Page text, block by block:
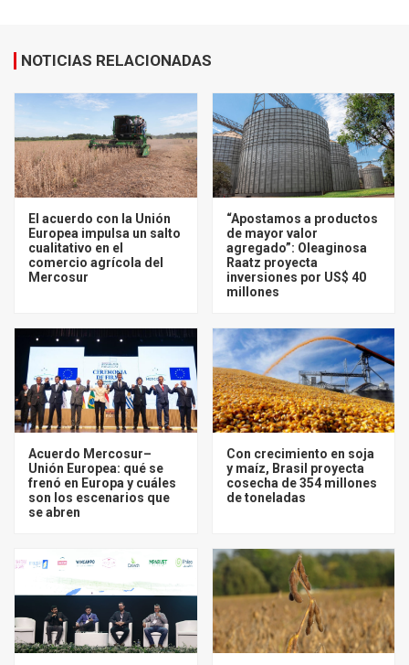
NOTICIAS RELACIONADAS
El acuerdo con la Unión
Europea impulsa un salto
cualitativo en el
comercio agrícola del
Mercosur
“Apostamos a productos
de mayor valor
agregado”: Oleaginosa
Raatz proyecta
inversiones por US$ 40
millones
Acuerdo Mercosur–
Unión Europea: qué se
frenó en Europa y cuáles
son los escenarios que
se abren
Con crecimiento en soja
y maíz, Brasil proyecta
cosecha de 354 millones
de toneladas